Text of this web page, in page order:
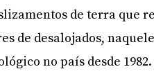
de terra que
de desalojados,
no país desde 1982.